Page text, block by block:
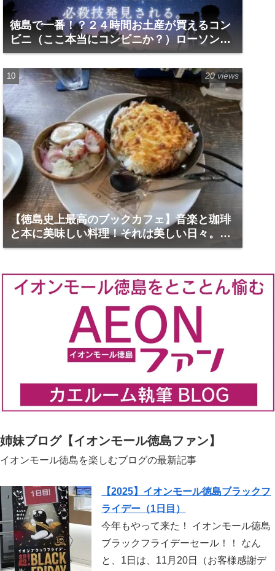
徳島で一番！？２４時間お土産が買えるコン
ビニ（ここ本当にコンビニか？）ローソン万
代町三丁目店
【徳島史上最高のブックカフェ】音楽と珈琲
と本に美味しい料理！それは美しい日々。｜
れとろカフェ Weird（ウィアード）徳島市住
20 views
姉妹ブログ【イオンモール徳島ファン】
イオンモール徳島を楽しむブログの最新記事
【2025】イオンモール徳島ブラックフ
ライデー（1日目）
今年もやって来た！ イオンモール徳島
ブラックフライデーセール！！ なん
と、1日は、11月20日（お客様感謝デ